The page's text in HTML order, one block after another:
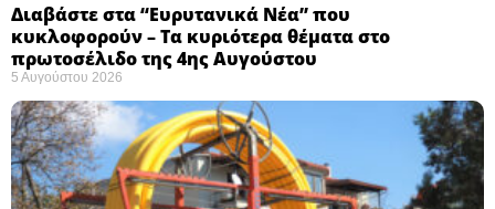
Διαβάστε στα “Ευρυτανικά Νέα” που
κυκλοφορούν – Τα κυριότερα θέματα στο
πρωτοσέλιδο της 4ης Αυγούστου
5 Αυγούστου 2026